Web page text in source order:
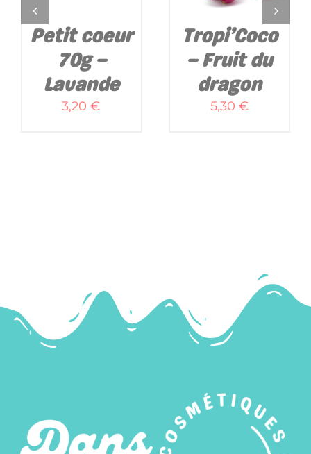
Petit coeur
70g –
Lavande
3,20€
Tropi’Coco
– Fruit du
dragon
5,30€